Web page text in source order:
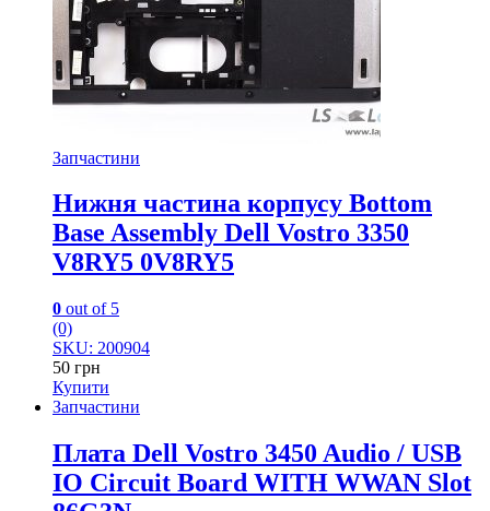
Запчастини
Нижня частина корпусу Bottom
Base Assembly Dell Vostro 3350
V8RY5 0V8RY5
0 out of 5
(0)
SKU: 200904
50 грн
Купити
Запчастини
Плата Dell Vostro 3450 Audio / USB
IO Circuit Board WITH WWAN Slot